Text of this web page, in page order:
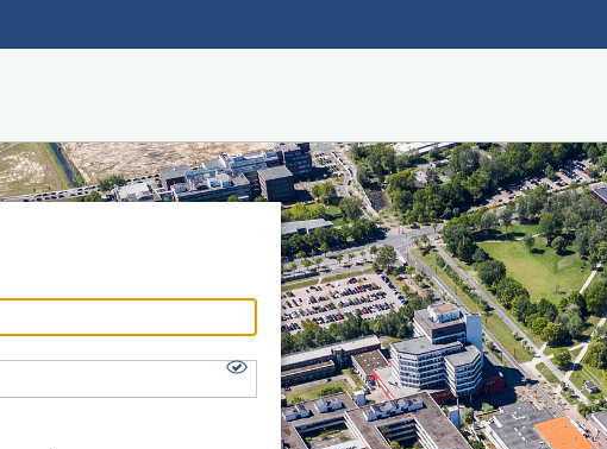
Hauptnavigation